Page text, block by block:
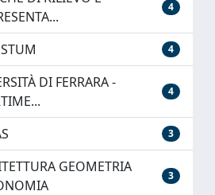
4
4
DI FERRARA -
4
3
GEOMETRIA
3